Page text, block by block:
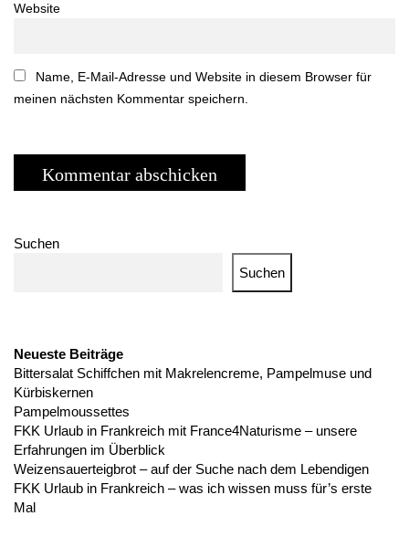
Website
Name, E-Mail-Adresse und Website in diesem Browser für
meinen nächsten Kommentar speichern.
Suchen
Suchen
Neueste Beiträge
Bittersalat Schiffchen mit Makrelencreme, Pampelmuse und
Kürbiskernen
Pampelmoussettes
FKK Urlaub in Frankreich mit France4Naturisme – unsere
Erfahrungen im Überblick
Weizensauerteigbrot – auf der Suche nach dem Lebendigen
FKK Urlaub in Frankreich – was ich wissen muss für’s erste
Mal